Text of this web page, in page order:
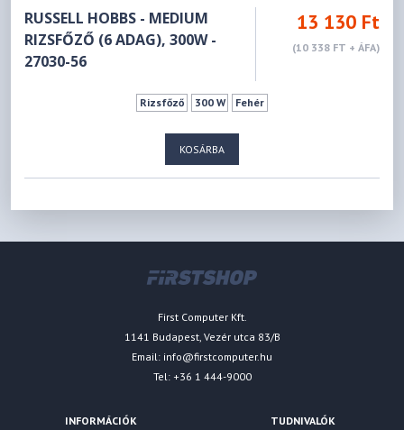
RUSSELL HOBBS - MEDIUM
RIZSFŐZŐ (6 ADAG), 300W -
27030-56
13 130 Ft
(10 338 FT + ÁFA)
Rizsfőző 300 W Fehér
KOSÁRBA
First Computer Kft.
1141 Budapest, Vezér utca 83/B
Email: info@firstcomputer.hu
Tel: +36 1 444-9000
INFORMÁCIÓK TUDNIVALÓK